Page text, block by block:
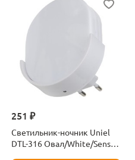
251 ₽
Светильник-ночник Uniel
DTL-316 Овал/White/Sensor